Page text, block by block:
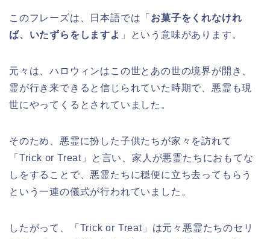
このフレーズは、日本語では「 お菓子をくれなけれ
ば、いたずらをしますよ 」という意味があります。
元々は、ハロウィンはこの世とあの世の境界が開き、
霊が行き来できると信じられていた時期で、悪霊も現
世にやってくるとされていました。
そのため、悪霊に扮した子供たちが家々を訪れて
「Trick or Treat」と言い、家人が悪霊たちにおもてな
しをすることで、悪霊たちに穏便に立ち去ってもらう
という一連の儀式が行われていました。
したがって、「Trick or Treat」は元々悪霊たちのセリ